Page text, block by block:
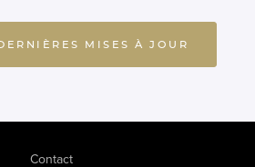
MISES À JOUR
Contact